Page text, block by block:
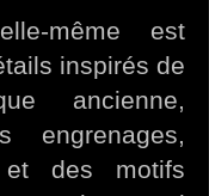
même est
inspirés de
ancienne,
engrenages,
des motifs